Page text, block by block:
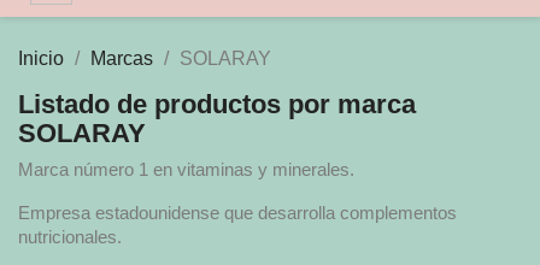
Inicio Marcas SOLARAY
Listado de productos por marca
SOLARAY
Marca número 1 en vitaminas y minerales.
Empresa estadounidense que desarrolla complementos
nutricionales.